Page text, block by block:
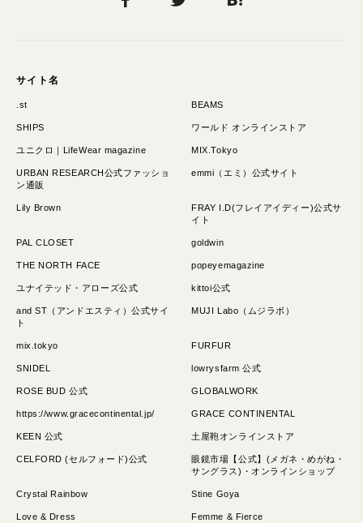
サイト名
.st BEAMS
SHIPS ワールド オンラインストア
ユニクロ｜LifeWear magazine MIX.Tokyo
URBAN RESEARCH公式ファッショ
ン通販
emmi（エミ）公式サイト
Lily Brown
FRAY I.D(フレイアイディー)公式サ
イト
PAL CLOSET goldwin
THE NORTH FACE popeyemagazine
ユナイテッド・アローズ公式 kittoi公式
and ST（アンドエスティ）公式サイ
ト
MUJI Labo（ムジラボ）
mix.tokyo FURFUR
SNIDEL lowrysfarm 公式
ROSE BUD 公式 GLOBALWORK
https://www.gracecontinental.jp/ GRACE CONTINENTAL
KEEN 公式 土屋鞄オンラインストア
CELFORD (セルフォード)公式
眼鏡市場【公式】(メガネ・めがね・
サングラス)・オンラインショップ
Crystal Rainbow Stine Goya
Love & Dress Femme & Fierce